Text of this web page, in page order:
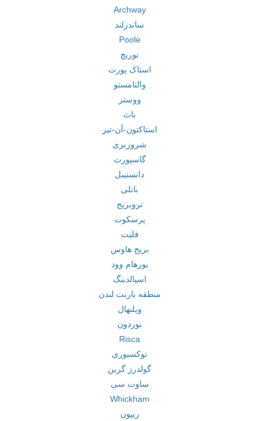
Archway
ساندرلند
Poole
نوریچ
استاک پورت
والتامستو
ووستر
باث
استاکتون-آن-تیز
شروزبری
گاسپورت
دانستیبل
باتلی
تروبریج
پرسکوت
فلیت
بریج هاوس
بورهام وود
اسپالدینگ
منطقه بارنت لندن
ویلنهال
بوردون
Risca
توکسبوری
گولدرز گرین
ساوت سی
Whickham
ریپون